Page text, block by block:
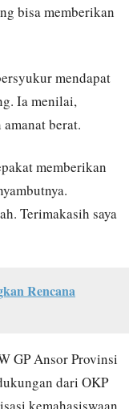
bisa memberikan
mendapat
Ia menilai,
berat.
memberikan
Terimakasih saya
Rencana
GP Ansor Provinsi
dari OKP